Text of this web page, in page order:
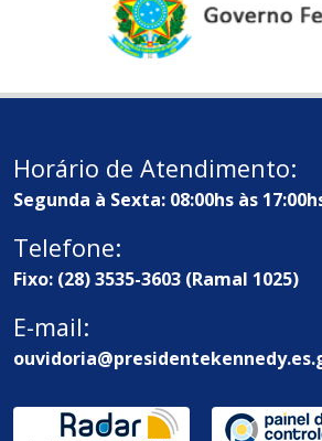
Horário de Atendimento:
Segunda à Sexta: 08:00hs às
Telefone:
Fixo: (28) 3535-3603 (Ramal 1025)
E-mail: